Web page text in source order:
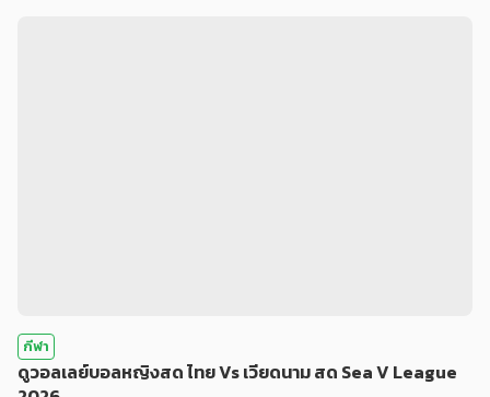
กีฬา
ดูวอลเลย์บอลหญิงสด ไทย Vs เวียดนาม สด Sea V League